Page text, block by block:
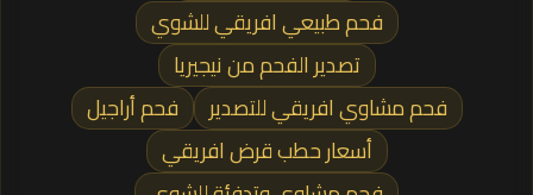
فحم طبيعي افريقي للشوي
تصدير الفحم من نيجيريا
فحم مشاوي افريقي للتصدير
فحم أراجيل
أسعار حطب قرض افريقي